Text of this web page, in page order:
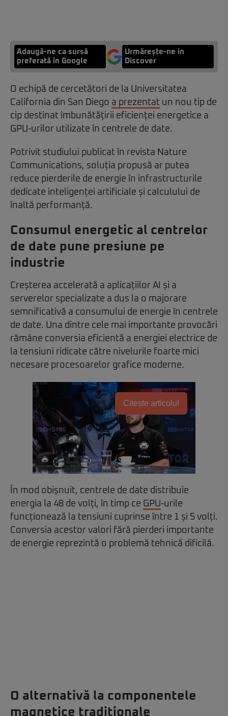
Adaugă-ne ca sursă
preferată în Google
Urmărește-ne in
Discover
O echipă de cercetători de la Universitatea
California din San Diego a prezentat un nou tip de
cip destinat îmbunătățirii eficienței energetice a
GPU-urilor utilizate în centrele de date.
Potrivit studiului publicat în revista Nature
Communications, soluția propusă ar putea
reduce pierderile de energie în infrastructurile
dedicate inteligenței artificiale și calculului de
înaltă performanță.
Consumul energetic al centrelor
de date pune presiune pe
industrie
Creșterea accelerată a aplicațiilor AI și a
serverelor specializate a dus la o majorare
semnificativă a consumului de energie în centrele
de date. Una dintre cele mai importante provocări
rămâne conversia eficientă a energiei electrice de
la tensiuni ridicate către nivelurile foarte mici
necesare procesoarelor grafice moderne.
Citește articolul
În mod obișnuit, centrele de date distribuie
energia la 48 de volți, în timp ce GPU-urile
funcționează la tensiuni cuprinse între 1 și 5 volți.
Conversia acestor valori fără pierderi importante
de energie reprezintă o problemă tehnică dificilă.
O alternativă la componentele
magnetice tradiționale